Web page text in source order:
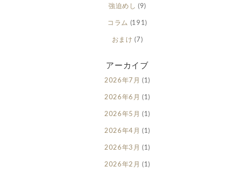
強迫めし (9)
コラム (191)
おまけ (7)
アーカイブ
2026年7月 (1)
2026年6月 (1)
2026年5月 (1)
2026年4月 (1)
2026年3月 (1)
2026年2月 (1)